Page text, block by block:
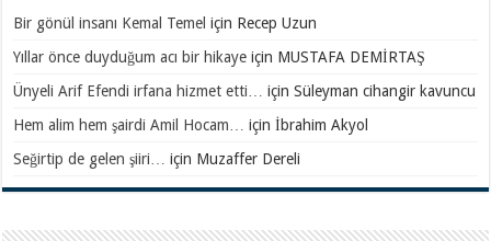
Bir gönül insanı Kemal Temel için Recep Uzun
Yıllar önce duyduğum acı bir hikaye için MUSTAFA DEMİRTAŞ
Ünyeli Arif Efendi irfana hizmet etti…
içinSüleyman cihangir kavuncu
Hem alim hem şairdi Amil Hocam…
içinİbrahim Akyol
Seğirtip de gelen şiiri…
için Muzaffer Dereli